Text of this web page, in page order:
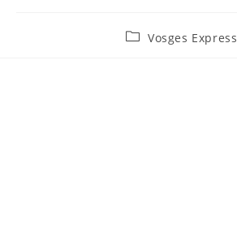
Vosges Express